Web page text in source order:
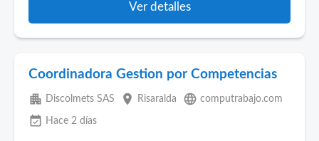
Ver detalles
Coordinadora Gestion por Competencias
apartment Discolmets SAS place Risaralda language computrabajo.com
event_available Hace 2 días